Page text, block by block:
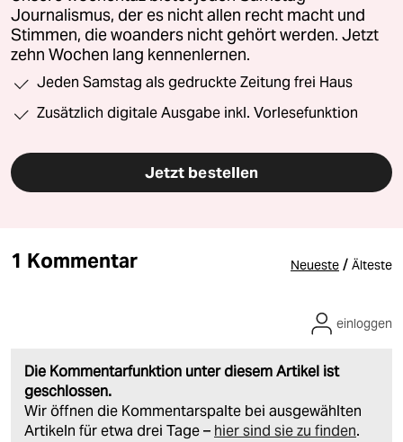
Journalismus, der es nicht allen recht macht und
Stimmen, die woanders nicht gehört werden. Jetzt
zehn Wochen lang kennenlernen.
Jeden Samstag als gedruckte Zeitung frei Haus
Zusätzlich digitale Ausgabe inkl. Vorlesefunktion
Jetzt bestellen
1 Kommentar Neueste / Älteste
Die Kommentarfunktion unter diesem Artikel ist
geschlossen.
Wir öffnen die Kommentarspalte bei ausgewählten
Artikeln für etwa drei Tage – hier sind sie zu finden.
einloggen